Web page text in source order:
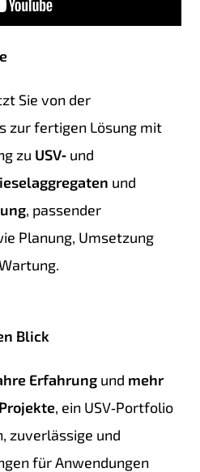
Sie von der
zur fertigen Lösung mit
zu USV‑ und
und
, passender
Planung, Umsetzung
Blick
Erfahrung und mehr
, ein USV‑Portfolio
zuverlässige und
für Anwendungen